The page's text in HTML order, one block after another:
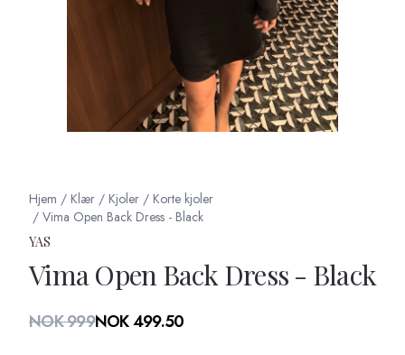
Hjem / Klær / Kjoler / Korte kjoler
/ Vima Open Back Dress - Black
YAS
Vima Open Back Dress - Black
Produktdetaljer
NOK 999NOK 499.50